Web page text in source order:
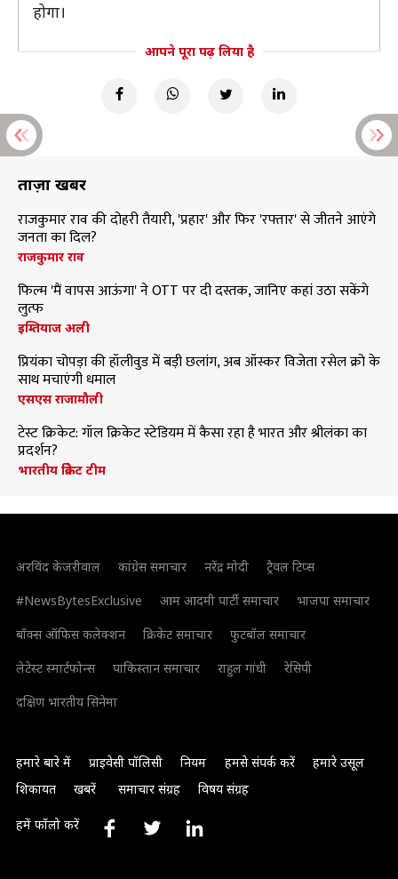
होगा।
आपने पूरा पढ़ लिया है
ताज़ा खबरें
राजकुमार राव की दोहरी तैयारी, 'प्रहार' और फिर 'रफ्तार' से जीतने आएंगे
जनता का दिल?
राजकुमार राव
फिल्म 'मैं वापस आऊंगा' ने OTT पर दी दस्तक, जानिए कहां उठा सकेंगे
लुत्फ
इम्तियाज अली
प्रियंका चोपड़ा की हॉलीवुड में बड़ी छलांग, अब ऑस्कर विजेता रसेल क्रो के
साथ मचाएंगी धमाल
एसएस राजामौली
टेस्ट क्रिकेट: गॉल क्रिकेट स्टेडियम में कैसा रहा है भारत और श्रीलंका का
प्रदर्शन?
भारतीय क्रिकेट टीम
अरविंद केजरीवाल कांग्रेस समाचार नरेंद्र मोदी
ट्रैवल टिप्स
#NewsBytesExclusive
आम आदमी पार्टी समाचार
भाजपा समाचार
बॉक्स ऑफिस कलेक्शन
क्रिकेट समाचार
फुटबॉल समाचार
लेटेस्ट स्मार्टफोन्स
पाकिस्तान समाचार राहुल गांधी
रेसिपी
दक्षिण भारतीय सिनेमा
हमारे बारे में प्राइवेसी पॉलिसी नियम हमसे संपर्क करें
हमारे उसूल
शिकायत
खबरें समाचार संग्रह विषय संग्रह
हमें फॉलो करें